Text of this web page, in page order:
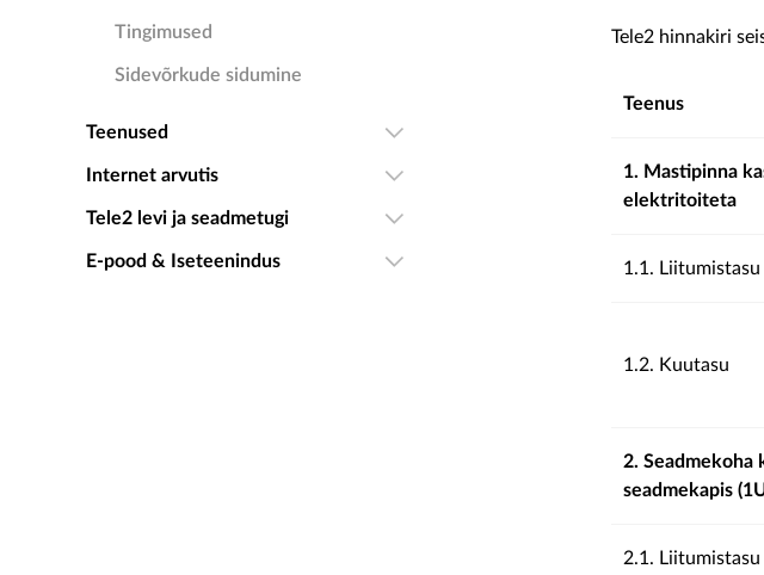
Tingimused
Sidevõrkude sidumine
Teenused
Internet arvutis
Tele2 levi ja seadmetugi
E-pood & Iseteenindus
Tele2 hinnakiri
Teenus
1. Mastipinna
elektritoiteta
1.1. Liitumistasu
1.2. Kuutasu
2. Seadmekoha
seadmekapis
2.1. Liitumistasu